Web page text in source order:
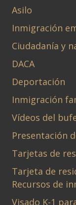
Asilo
Inmigración
Ciudadanía y
DACA
Deportación
Inmigración
Vídeos del
Presentación
Tarjetas de
Tarjeta de
Recursos de
Visado K-1